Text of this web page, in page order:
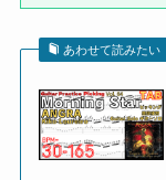
あわせて読みたい